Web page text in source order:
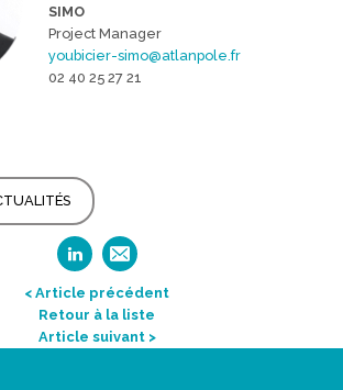
SIMO
Project Manager
youbicier-simo@atlanpole.fr
02 40 25 27 21
< Article précédent
Retour à la liste
Article suivant >